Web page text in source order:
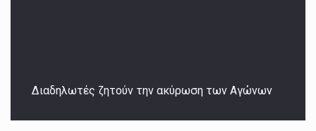
Διαδηλωτές ζητούν την ακύρωση των Αγώνων